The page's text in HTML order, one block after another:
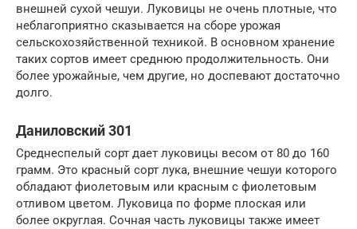
внешней сухой чешуи. Луковицы не очень плотные, что
неблагоприятно сказывается на сборе урожая
сельскохозяйственной техникой. В основном хранение
таких сортов имеет среднюю продолжительность. Они
более урожайные, чем другие, но доспевают достаточно
долго.
Даниловский 301
Среднеспелый сорт дает луковицы весом от 80 до 160
грамм. Это красный сорт лука, внешние чешуи которого
обладают фиолетовым или красным с фиолетовым
отливом цветом. Луковица по форме плоская или
более округлая. Сочная часть луковицы также имеет